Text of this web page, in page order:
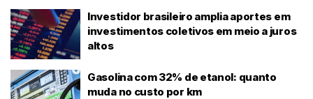
Investidor brasileiro amplia aportes em
investimentos coletivos em meio a juros
altos
Gasolina com 32% de etanol: quanto
muda no custo por km